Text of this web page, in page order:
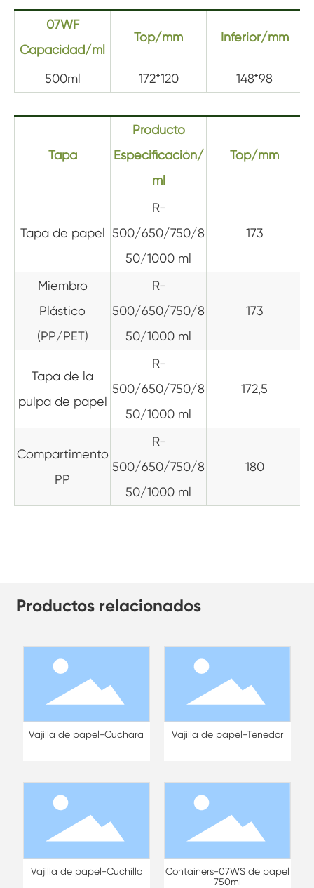
07WF
Capacidad/ml
Top/mm Inferior/mm
500ml 172*120 148*98
Tapa
Producto
Especificación/
ml
Top/mm
Tapa de papel
R-
500/650/750/8
50/1000 ml
173
Miembro
Plástico
(PP/PET)
R-
500/650/750/8
50/1000 ml
173
Tapa de la
pulpa de papel
R-
500/650/750/8
50/1000 ml
172,5
Compartimento
PP
R-
500/650/750/8
50/1000 ml
180
Productos relacionados
Vajilla de papel-Cuchara Vajilla de papel-Tenedor
Vajilla de papel-Cuchillo
Containers-07WS de papel
750ml